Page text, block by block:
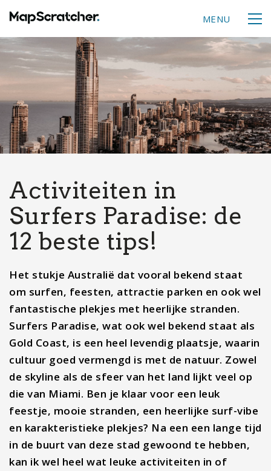
MENU
Activiteiten in
Surfers Paradise: de
12 beste tips!
Het stukje Australië dat vooral bekend staat
om surfen, feesten, attractie parken en ook wel
fantastische plekjes met heerlijke stranden.
Surfers Paradise, wat ook wel bekend staat als
Gold Coast, is een heel levendig plaatsje, waarin
cultuur goed vermengd is met de natuur. Zowel
de skyline als de sfeer van het land lijkt veel op
die van Miami. Ben je klaar voor een leuk
feestje, mooie stranden, een heerlijke surf-vibe
en karakteristieke plekjes? Na een een lange tijd
in de buurt van deze stad gewoond te hebben,
kan ik wel heel wat leuke activiteiten in of